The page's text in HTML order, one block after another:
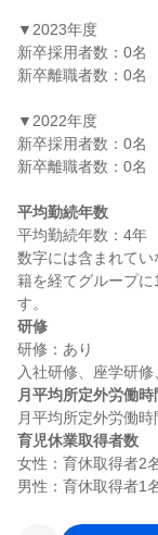
▼2023年度
新卒採用者数：0名
新卒離職者数：0名
▼2022年度
新卒採用者数：0名
新卒離職者数：0名
平均勤続年数
平均勤続年数：4年
数字には含まれて
籍を経てグループ
研修
研修：あり
月平均所定外労働時
育児休業取得者数
女性：育休取得者2